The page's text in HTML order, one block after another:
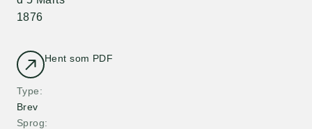
Hent som PDF
Type
Brev
Sprog
1876